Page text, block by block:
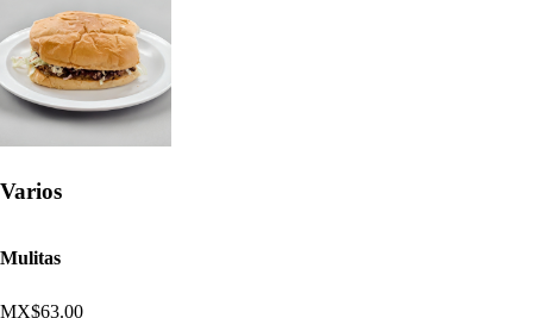
Varios
Mulitas
MX$63.00